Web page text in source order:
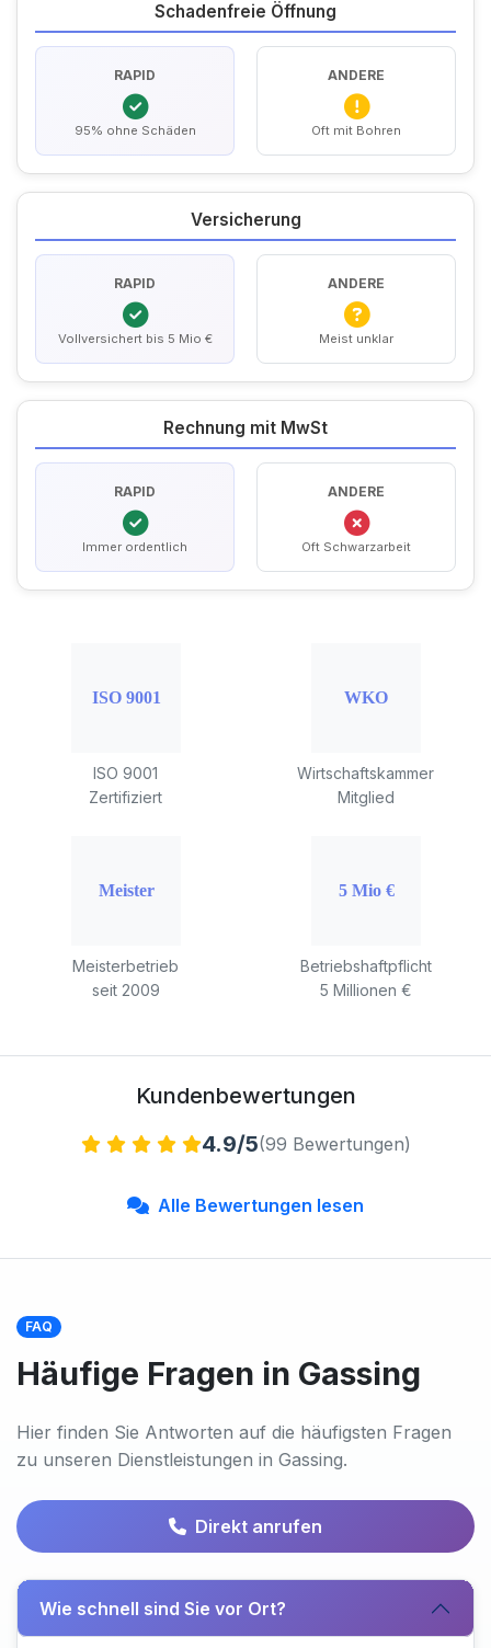
Schadenfreie Öffnung
RAPID
95% ohne Schäden
ANDERE
Oft mit Bohren
Versicherung
RAPID
Vollversichert bis 5 Mio €
ANDERE
Meist unklar
Rechnung mit MwSt
RAPID
Immer ordentlich
ANDERE
Oft Schwarzarbeit
ISO 9001
Zertifiziert
Wirtschaftskammer
Mitglied
Meisterbetrieb
seit 2009
Betriebshaftpflicht
5 Millionen €
Kundenbewertungen
4.9/5(99 Bewertungen)
Alle Bewertungen lesen
FAQ
Häufige Fragen in Gassing
Hier finden Sie Antworten auf die häufigsten Fragen
zu unseren Dienstleistungen in Gassing.
Direkt anrufen
Wie schnell sind Sie vor Ort?